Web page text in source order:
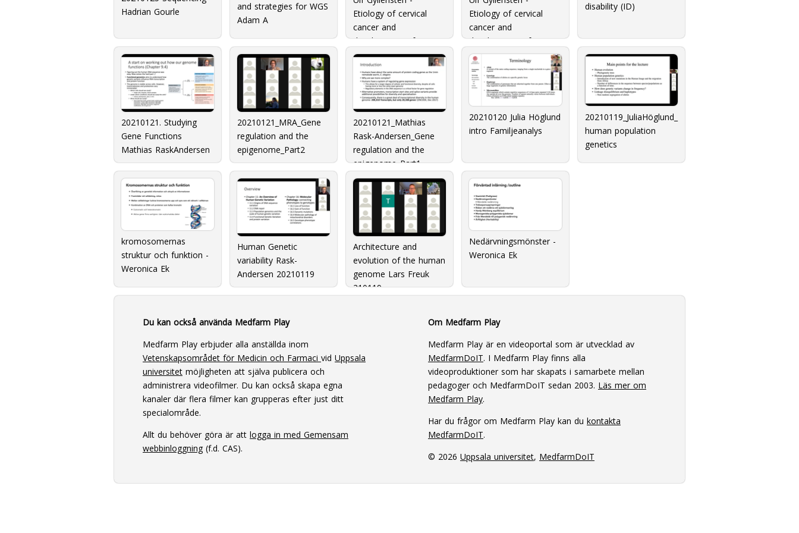
Hadrian Gourle
and strategies for WGS
Adam A
Etiology of cervical
cancer and
development of
effcient screening
biomarkers Part II
Etiology of cervical
cancer and
development of
effcient screening
biomarkers Part 1
disability (ID)
20210121. Studying
Gene Functions
Mathias RaskAndersen
20210121_MRA_Gene
regulation and the
epigenome_Part2
20210121_Mathias
Rask-Andersen_Gene
regulation and the
epigenome_Part1
20210120 Julia Höglund
intro Familjeanalys
20210119_JuliaHöglund_
human population
genetics
kromosomernas
struktur och funktion -
Weronica Ek
Human Genetic
variability Rask-
Andersen 20210119
Architecture and
evolution of the human
genome Lars Freuk
210119
Nedärvningsmönster -
Weronica Ek
Du kan också använda Medfarm Play
Medfarm Play erbjuder alla anställda inom
Vetenskapsområdet för Medicin och Farmaci vid Uppsala
universitet möjligheten att själva publicera och
administrera videofilmer. Du kan också skapa egna
kanaler där flera filmer kan grupperas efter just ditt
specialområde.
Allt du behöver göra är att logga in med Gemensam
webbinloggning (f.d. CAS).
Om Medfarm Play
Medfarm Play är en videoportal som är utvecklad av
MedfarmDoIT. I Medfarm Play finns alla
videoproduktioner som har skapats i samarbete mellan
pedagoger och MedfarmDoIT sedan 2003. Läs mer om
Medfarm Play.
Har du frågor om Medfarm Play kan du kontakta
MedfarmDoIT.
© 2026 Uppsala universitet, MedfarmDoIT